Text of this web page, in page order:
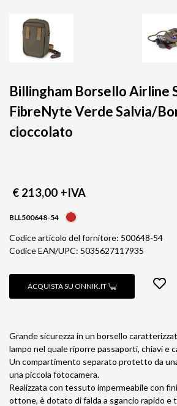
Billingham Borsello Airline
FibreNyte Verde Salvia/
cioccolato
€ 213,00 +IVA
BLL500648-54
Codice articolo del fornitore: 500648-54
Codice EAN/UPC: 5035627117935
ACQUISTA SU ONNIK.IT
Grande sicurezza in un borsello
lampo nel quale riporre passaporti, chiavi e
Un compartimento separato protetto da
una piccola fotocamera.
Realizzata con tessuto impermeabile con
ottone, è dotato di falda a sgancio rapido e